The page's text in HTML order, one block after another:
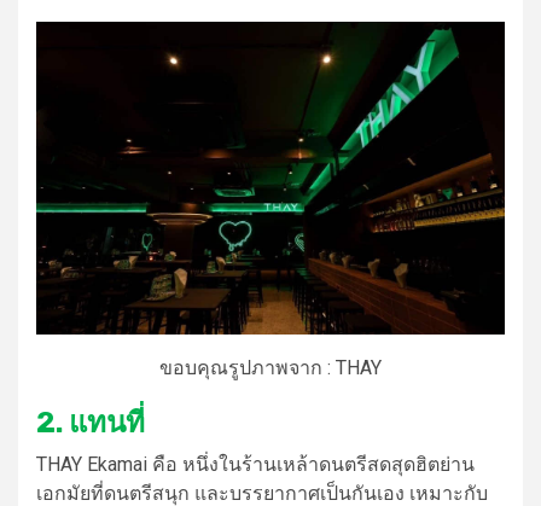
ขอบคุณรูปภาพจาก : THAY
2. แทนที่
THAY Ekamai คือ หนึ่งในร้านเหล้าดนตรีสดสุดฮิตย่าน
เอกมัยที่ดนตรีสนุก และบรรยากาศเป็นกันเอง เหมาะกับ